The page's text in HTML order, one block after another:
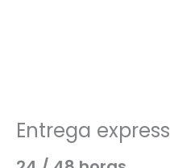
Entrega express